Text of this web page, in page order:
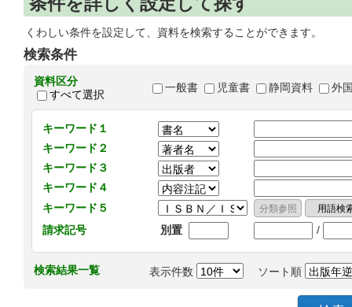
くわしい条件を設定して、資料を検索することができます。
検索条件
資料区分
すべて選択
一般書 児童書 静岡資料 外
キーワード１
キーワード２
キーワード３
キーワード４
キーワード５
請求記号
別置 /
検索結果一覧 表示件数 ソート順